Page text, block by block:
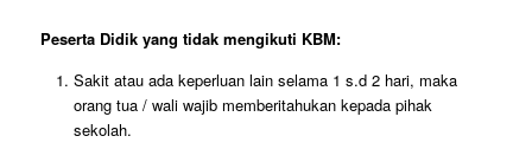
Peserta Didik yang tidak mengikuti KBM:
Sakit atau ada keperluan lain selama 1 s.d 2 hari, maka
orang tua / wali wajib memberitahukan kepada pihak
sekolah.